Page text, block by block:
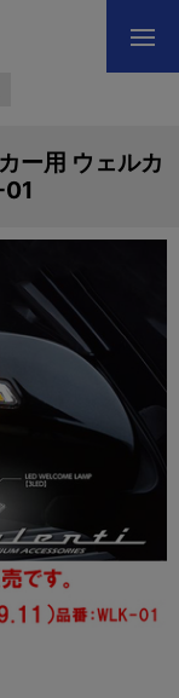
ー用 ウェルカ